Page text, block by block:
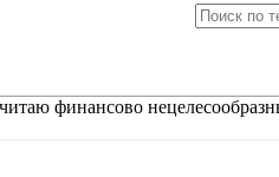
финансово